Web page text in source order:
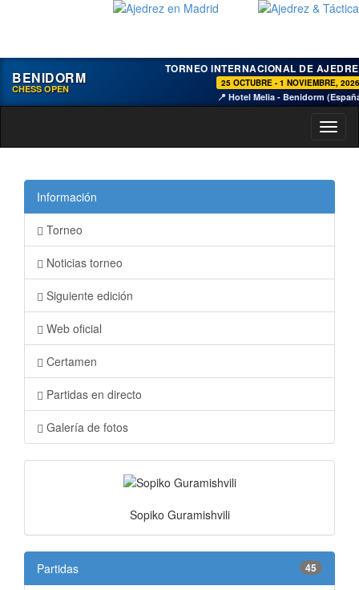
BENIDORM
CHESS OPEN
TORNEO INTERNACIONAL DE
25 OCTUBRE - 1 NOVIEMBRE, 2026
📍 Hotel Melia - Benidorm
Información
Torneo
Noticias torneo
Siguiente edición
Web oficial
Certamen
Partidas en directo
Galería de fotos
Sopiko Guramishvili
Partidas 45